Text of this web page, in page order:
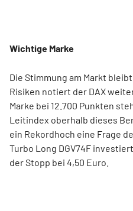
Wichtige Marke
Die Stimmung am Markt
Risiken notiert der DAX
Marke bei 12.700 Punkten
Leitindex oberhalb dieses
ein Rekordhoch eine Frage
Turbo Long DGV74F
der Stopp bei 4,50 Euro.